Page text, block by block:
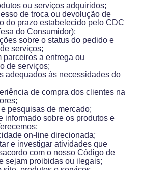
ou serviços adquiridos;
de troca ou devolução de
do prazo estabelecido pelo CDC
do Consumidor);
sobre o status do pedido e
serviços;
parceiros a entrega ou
de serviços;
adequados às necessidades do
de compra dos clientes na
pesquisas de mercado;
informado sobre os produtos e
on-line direcionada;
e investigar atividades que
com o nosso Código de
sejam proibidas ou ilegais;